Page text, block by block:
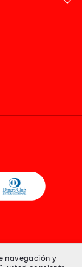
navegación y